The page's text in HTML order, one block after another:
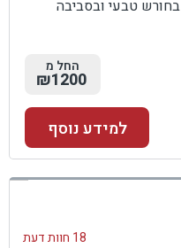
בחורש טבעי ובסביבה
החל מ
₪1200
למידע נוסף
18 חוות דעת